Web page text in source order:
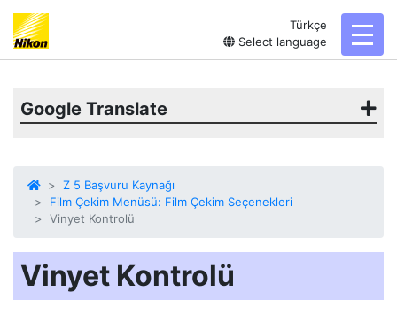
Türkçe
Select language
Google Translate
Z 5 Başvuru Kaynağı
Film Çekim Menüsü: Film Çekim Seçenekleri
Vinyet Kontrolü
Vinyet Kontrolü